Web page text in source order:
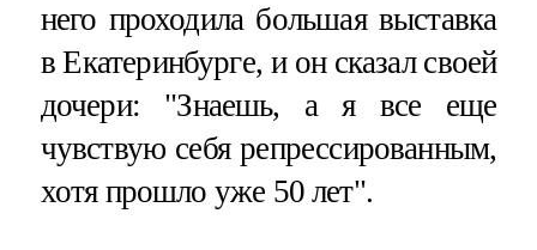
него проходила большая выставка
в Екатеринбурге, и он сказал своей
дочери: "Знаешь, а я все еще
чувствую себя репрессированным,
хотя прошло уже 50 лет".